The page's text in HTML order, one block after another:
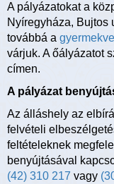
A pályázatokat a
Nyíregyháza, Bujtos
továbbá a
várjuk. A őályázatot
címen.
A pályázat
Az álláshely az
felvételi
feltételeknek
benyújtásával
(42) 310 217 vagy